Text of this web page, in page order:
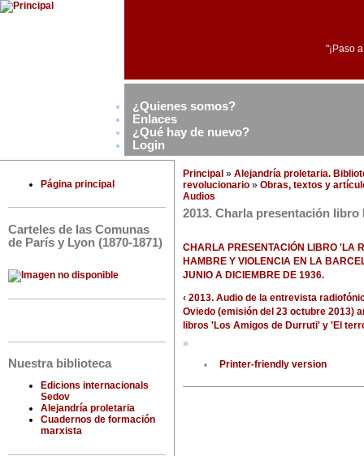
"¡Paso
¿Quienes somos?
Enlaces
¿Qué hay de nuevo?
Login
Página principal
Carteles de las Comunas
de París y Lyon (1870-1871)
Nuestra biblioteca
Edicions internacionals
Sedov
Alejandría proletaria
Cuadernos de formación
marxista
Principal » Alejandría proletaria.
revolucionario » Obras, textos y
Audios
2013. Charla presentación
CHARLA PRESENTACIÓN LIBRO 'LA
HAMBRE Y VIOLENCIA EN LA
JUNIO A DICIEMBRE DE 1936.
‹ 2013. Audio de la entrevista
Oviedo (emisión del 23 octubre 2013)
libros 'Los Amigos de Durruti' y 'El
»
Printer-friendly version